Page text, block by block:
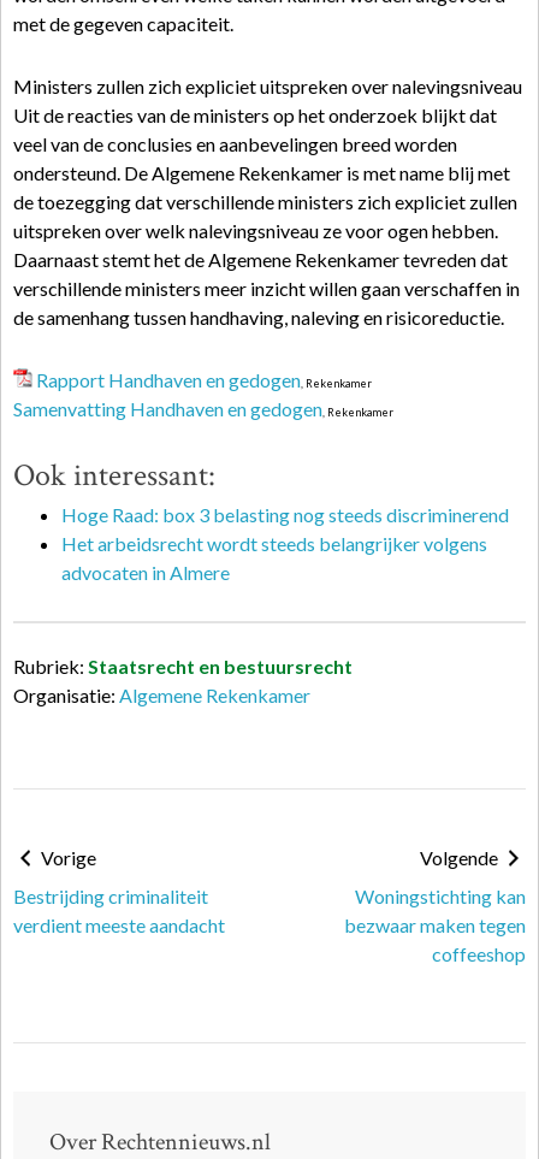
met de gegeven capaciteit.
Ministers zullen zich expliciet uitspreken over nalevingsniveau
Uit de reacties van de ministers op het onderzoek blijkt dat
veel van de conclusies en aanbevelingen breed worden
ondersteund. De Algemene Rekenkamer is met name blij met
de toezegging dat verschillende ministers zich expliciet zullen
uitspreken over welk nalevingsniveau ze voor ogen hebben.
Daarnaast stemt het de Algemene Rekenkamer tevreden dat
verschillende ministers meer inzicht willen gaan verschaffen in
de samenhang tussen handhaving, naleving en risicoreductie.
Rapport Handhaven en gedogen , Rekenkamer
Samenvatting Handhaven en gedogen , Rekenkamer
Ook interessant:
Hoge Raad: box 3 belasting nog steeds discriminerend
Het arbeidsrecht wordt steeds belangrijker volgens
advocaten in Almere
Rubriek: Staatsrecht en bestuursrecht
Organisatie: Algemene Rekenkamer
Vorige
Bestrijding criminaliteit
verdient meeste aandacht
Volgende
Woningstichting kan
bezwaar maken tegen
coffeeshop
Over Rechtennieuws.nl